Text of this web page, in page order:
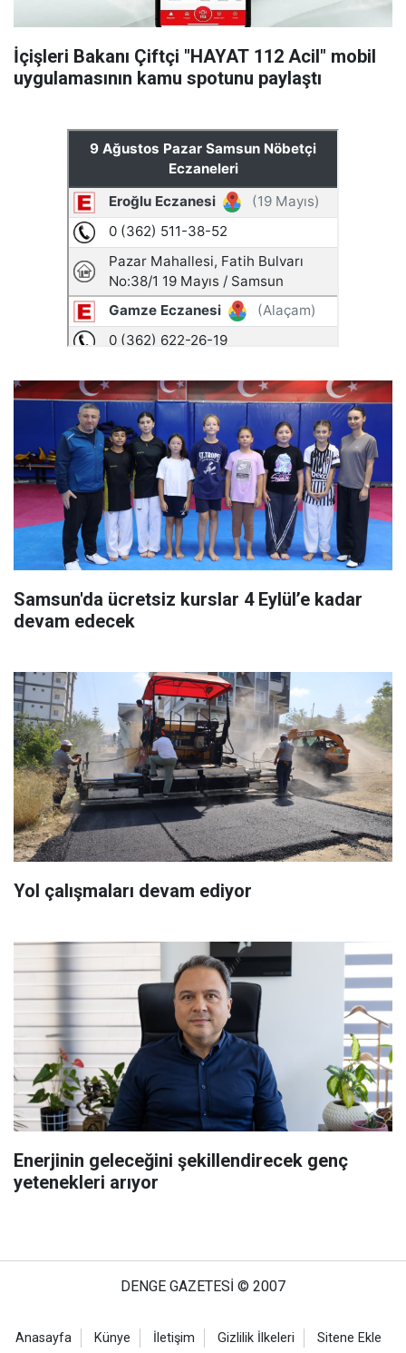
İçişleri Bakanı Çiftçi "HAYAT 112 Acil" mobil
uygulamasının kamu spotunu paylaştı
Samsun'da ücretsiz kurslar 4 Eylül’e kadar
devam edecek
Yol çalışmaları devam ediyor
Enerjinin geleceğini şekillendirecek genç
yetenekleri arıyor
DENGE GAZETESİ © 2007
Anasayfa Künye İletişim Gizlilik İlkeleri Sitene Ekle